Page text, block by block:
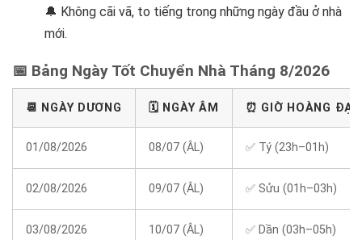
🔔 Không cãi vã, to tiếng trong những ngày đầu ở nhà
mới.
📅 Bảng Ngày Tốt Chuyển Nhà Tháng 8/2026
📆 NGÀY DƯƠNG 🗓️ NGÀY ÂM ⏰ GIỜ HOÀNG ĐẠO
01/08/2026 08/07 (ÂL) ✅ Tý (23h–01h)
02/08/2026 09/07 (ÂL) ✅ Sửu (01h–03h)
03/08/2026 10/07 (ÂL) ✅ Dần (03h–05h)